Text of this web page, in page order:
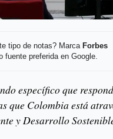
tipo de notas? Marca Forbes
fuente preferida en Google.
específico que
que Colombia está
y Desarrollo